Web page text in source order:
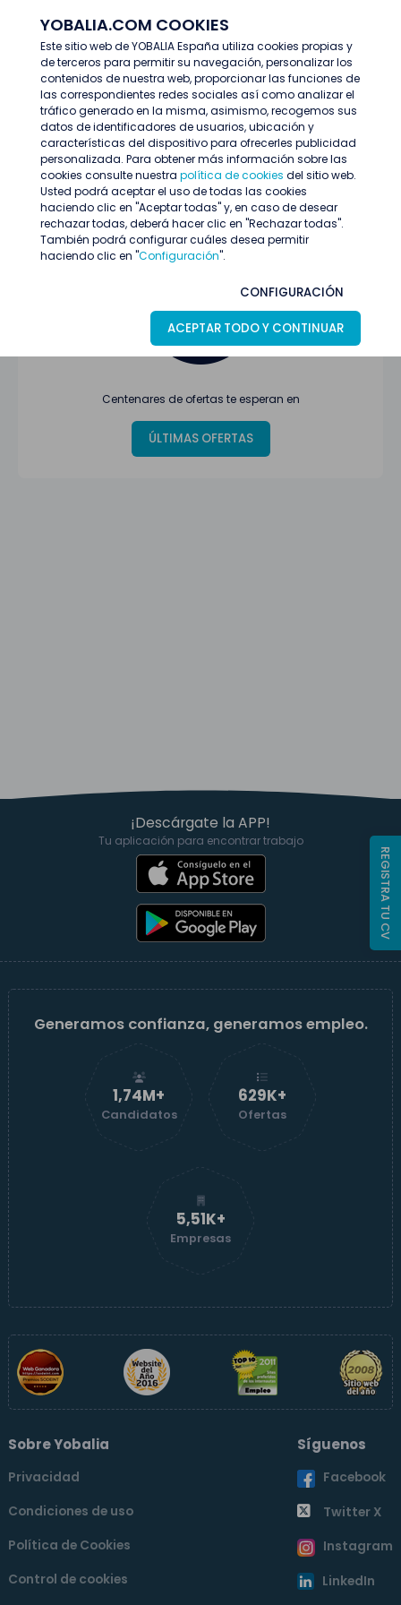
YOBALIA.COM COOKIES
Este sitio web de YOBALIA España utiliza cookies propias y
de terceros para permitir su navegación, personalizar los
contenidos de nuestra web, proporcionar las funciones de
las correspondientes redes sociales así como analizar el
tráfico generado en la misma, asimismo, recogemos sus
datos de identificadores de usuarios, ubicación y
características del dispositivo para ofrecerles publicidad
personalizada. Para obtener más información sobre las
cookies consulte nuestra política de cookies del sitio web.
Usted podrá aceptar el uso de todas las cookies
haciendo clic en "Aceptar todas" y, en caso de desear
rechazar todas, deberá hacer clic en "Rechazar todas".
También podrá configurar cuáles desea permitir
haciendo clic en "Configuración".
CONFIGURACIÓN
ACEPTAR TODO Y CONTINUAR
Últimas ofertas
Oferta no encontrada o ha finalizado su
proceso de selección
Centenares de ofertas te esperan en
ÚLTIMAS OFERTAS
¡Descárgate la APP!
Tu aplicación para encontrar trabajo
Generamos confianza, generamos empleo.
1,74M+
Candidatos
629K+
Ofertas
5,52K+
Empresas
Sobre Yobalia
Privacidad
Condiciones de uso
Política de Cookies
Control de cookies
Síguenos
Facebook
Twitter X
Instagram
LinkedIn
REGISTRA TU CV